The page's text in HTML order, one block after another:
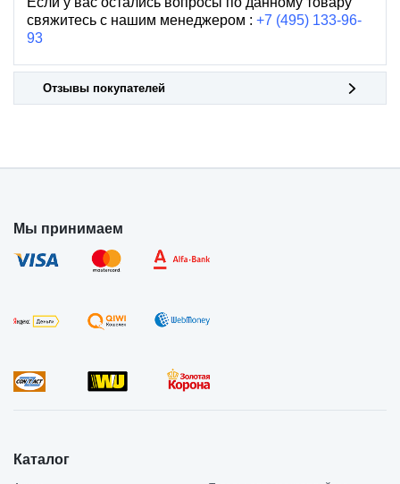
свяжитесь с нашим менеджером : +7 (495) 133-96-
93
Отзывы покупателей
Мы принимаем
Каталог